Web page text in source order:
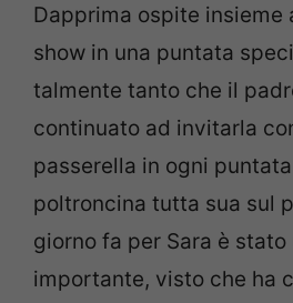
Dapprima ospite insieme
show in una puntata
talmente tanto che il
continuato ad invitarla
passerella in ogni
poltroncina tutta sua sul
giorno fa per Sara è stato
importante, visto che ha